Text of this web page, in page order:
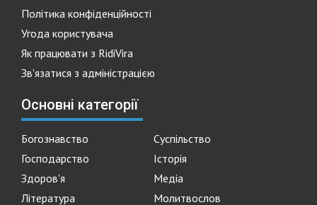
Політика конфіденційності
Угода користувача
Як працювати з RidiVira
Зв'язатися з адміністрацією
Основні категорії
Богознавство
Суспільство
Господарство
Історія
Здоров'я
Медіа
Література
Молитвослов